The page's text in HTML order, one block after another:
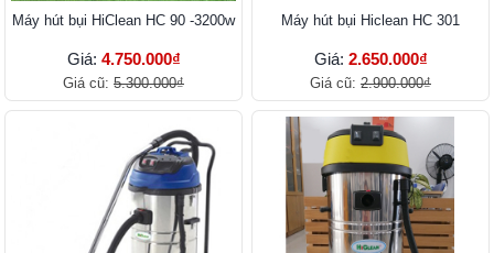
Máy hút bụi HiClean HC 90 -3200w
Giá: 4.750.000₫
Giá cũ: 5.300.000₫
Máy hút bụi Hiclean HC 301
Giá: 2.650.000₫
Giá cũ: 2.900.000₫